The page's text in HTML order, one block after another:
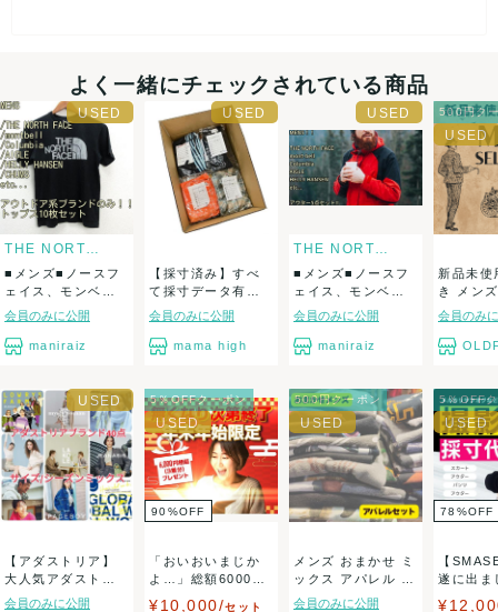
など、「回転率重視」の販売スタイルとの相性が良い内容で
す。
⸻
セット内容:古着 約30〜45点(モール系・ファスト系ブランド中
価格:10,000円(税別)
送料:別途
あせ・毛羽立ち等を含みます
◾️発送について
・発送は【140サイズのリサイクルダンボール】を使用しま
す。
・点数に幅が出る理由は、時期により【厚手アイテム(アウタ
ー・ニット等)の比率】が増減し、箱の容量を取るためです。
よく一緒にチェックされている商品
THE NORTH FACE
■メンズ■ノースフ
ェイス、モンベル
などアウトドア
系...
会員のみに公開
maniraiz
【採寸済み】すべ
て採寸データ有り
ネット出品落ち ...
会員のみに公開
mama high
THE NORTH FACE
■メンズ■ノースフ
ェイス、モンベ
ル、エーグル、コ
ロ...
会員のみに公開
maniraiz
500円ク
新品未使
き メン
セット
会員のみ
【アダストリア】
大人気アダストリ
アブランド 大容
会員のみに公開
5％OFFクーポン
90%OFF
「おいおいまじか
よ…」総額6000円
以上の新品未使...
¥10,000/セット
500円クーポン
メンズ おまかせ ミ
ックス アパレル ト
ップス ボ...
会員のみに公開
5％OFF
78 %OFF
【
遂に出ま
類限定★